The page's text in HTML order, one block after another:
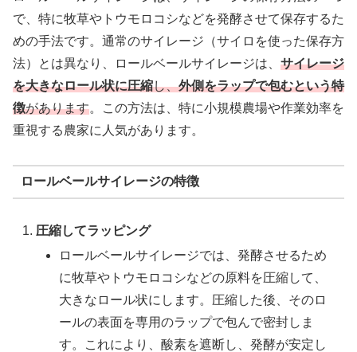
で、特に牧草やトウモロコシなどを発酵させて保存するた
めの手法です。通常のサイレージ（サイロを使った保存方
法）とは異なり、ロールベールサイレージは、 サイレージ
を大きなロール状に圧縮し、外側をラップで包むという特
徴があります。この方法は、特に小規模農場や作業効率を
重視する農家に人気があります。
ロールベールサイレージの特徴
圧縮してラッピング
ロールベールサイレージでは、発酵させるため
に牧草やトウモロコシなどの原料を圧縮して、
大きなロール状にします。圧縮した後、そのロ
ールの表面を専用のラップで包んで密封しま
す。これにより、酸素を遮断し、発酵が安定し